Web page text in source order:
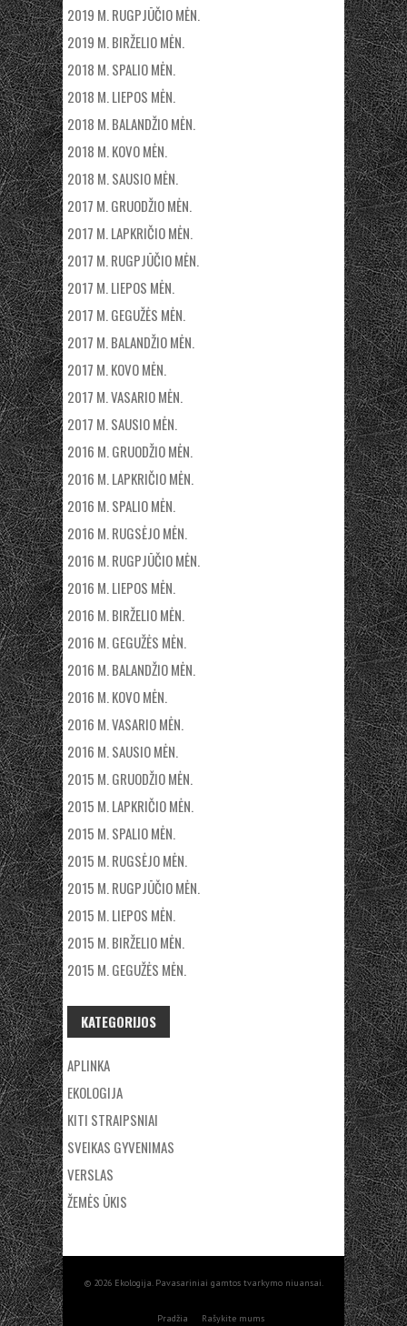
2019 M. RUGPJŪČIO MĖN.
2019 M. BIRŽELIO MĖN.
2018 M. SPALIO MĖN.
2018 M. LIEPOS MĖN.
2018 M. BALANDŽIO MĖN.
2018 M. KOVO MĖN.
2018 M. SAUSIO MĖN.
2017 M. GRUODŽIO MĖN.
2017 M. LAPKRIČIO MĖN.
2017 M. RUGPJŪČIO MĖN.
2017 M. LIEPOS MĖN.
2017 M. GEGUŽĖS MĖN.
2017 M. BALANDŽIO MĖN.
2017 M. KOVO MĖN.
2017 M. VASARIO MĖN.
2017 M. SAUSIO MĖN.
2016 M. GRUODŽIO MĖN.
2016 M. LAPKRIČIO MĖN.
2016 M. SPALIO MĖN.
2016 M. RUGSĖJO MĖN.
2016 M. RUGPJŪČIO MĖN.
2016 M. LIEPOS MĖN.
2016 M. BIRŽELIO MĖN.
2016 M. GEGUŽĖS MĖN.
2016 M. BALANDŽIO MĖN.
2016 M. KOVO MĖN.
2016 M. VASARIO MĖN.
2016 M. SAUSIO MĖN.
2015 M. GRUODŽIO MĖN.
2015 M. LAPKRIČIO MĖN.
2015 M. SPALIO MĖN.
2015 M. RUGSĖJO MĖN.
2015 M. RUGPJŪČIO MĖN.
2015 M. LIEPOS MĖN.
2015 M. BIRŽELIO MĖN.
2015 M. GEGUŽĖS MĖN.
KATEGORIJOS
APLINKA
EKOLOGIJA
KITI STRAIPSNIAI
SVEIKAS GYVENIMAS
VERSLAS
ŽEMĖS ŪKIS
© 2026 Ekologija. Pavasariniai gamtos tvarkymo niuansai.
Pradžia Rašykite mums